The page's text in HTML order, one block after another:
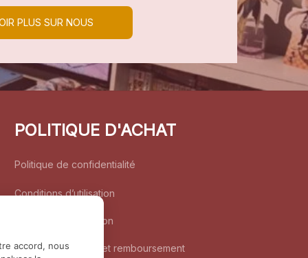
PLUS SUR NOUS
POLITIQUE D'ACHAT
Politique de confidentialité
Conditions d’utilisation
Politique d’expédition
Politique de retour et remboursement
accord, nous